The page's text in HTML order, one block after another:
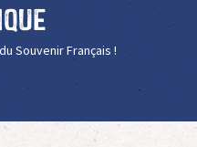
Souvenir Français !